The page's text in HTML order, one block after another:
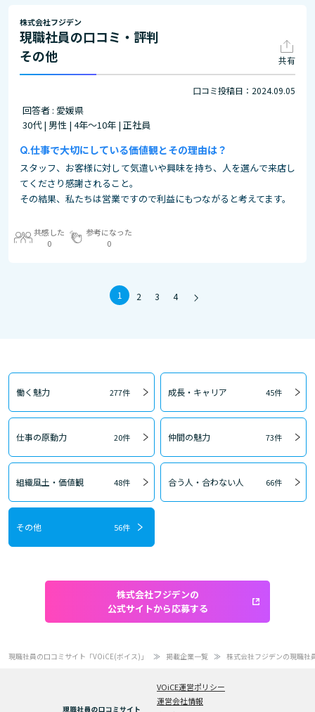
株式会社フジデン
現職社員の口コミ・評判
その他
共有
口コミ投稿日：2024.09.05
回答者 : 愛媛県
30代 | 男性 | 4年～10年 | 正社員
仕事で大切にしている価値観とその理由は？
スタッフ、お客様に対して気遣いや興味を持ち、人を選んで来店し
てくださり感謝されること。
その結果、私たちは営業ですので利益にもつながると考えてます。
共感した
0
参考になった
0
1 2 3 4
働く魅力 277件 成長・キャリア 45件
仕事の原動力 20件 仲間の魅力 73件
組織風土・価値観 48件 合う人・合わない人 66件
その他 56件
株式会社フジデンの
公式サイトから応募する
現職社員の口コミサイト「VOiCE(ボイス)」 掲載企業一覧 株式会社フジデンの現職社
VOiCE運営ポリシー
運営会社情報